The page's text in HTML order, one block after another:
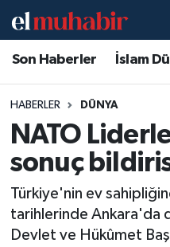
Son Haberler İslam
HABERLER DÜNYA
NATO
sonuç
Türkiye'nin ev
tarihlerinde Ankara'da
Devlet ve Hükûmet
Hava Durumu
Trafik Durumu
Süper Lig Puan
Son Dakika